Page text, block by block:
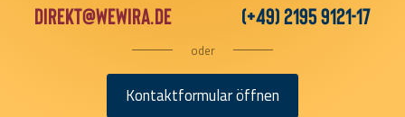
direkt@wewira.de (+49) 2195 9121-17
oder
Kontaktformular öffnen